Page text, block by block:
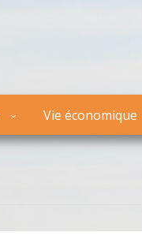
Vie économique